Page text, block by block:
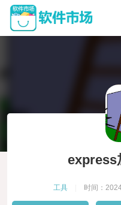
express
工具 时间：